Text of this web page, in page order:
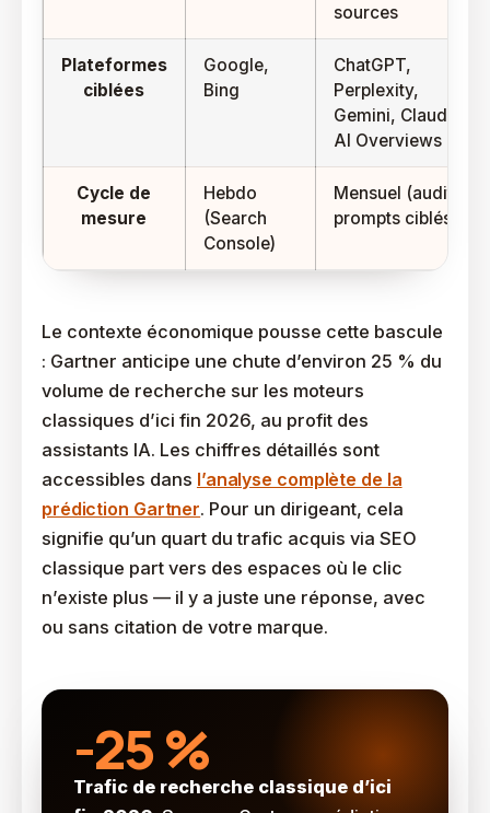
sources
Plateformes
ciblées
Google,
Bing
ChatGPT,
Perplexity,
Gemini, Claude,
AI Overviews
Cycle de
mesure
Hebdo
(Search
Console)
Mensuel (audit de
prompts ciblés)
Le contexte économique pousse cette bascule
: Gartner anticipe une chute d’environ 25 % du
volume de recherche sur les moteurs
classiques d’ici fin 2026, au profit des
assistants IA. Les chiffres détaillés sont
accessibles dans l’analyse complète de la
prédiction Gartner. Pour un dirigeant, cela
signifie qu’un quart du trafic acquis via SEO
classique part vers des espaces où le clic
n’existe plus — il y a juste une réponse, avec
ou sans citation de votre marque.
-25 %
Trafic de recherche classique d’ici